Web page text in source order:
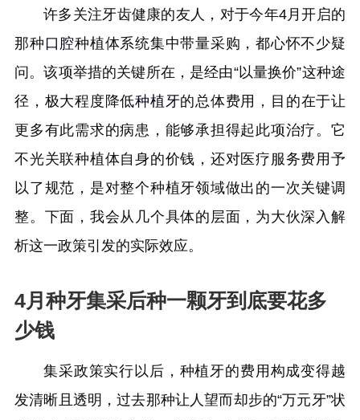
许多关注牙齿健康的友人，对于今年4月开启的
那种 口腔种植体系统集中带量采购，都心怀不少疑
问。该项举措的关键所在，是经由“以量换价”这种途
径，极大程度降低种植牙的总体费用，目的在于让
更多有此需求的病患，能够承担得起此项治疗。它
不光关联种植体自身的价钱，还对医疗服务费用予
以了规范，是对整个种植牙领域做出的一次关键调
整。下面，我会从几个具体的层面，为大伙深入解
析这一政策引发的实际效应。
4月种牙集采后种一颗牙到底要花多
少钱
集采政策实行以后，种植牙的费用构成变得越
发清晰且透明，过去那种让人望而却步的“万元牙”状